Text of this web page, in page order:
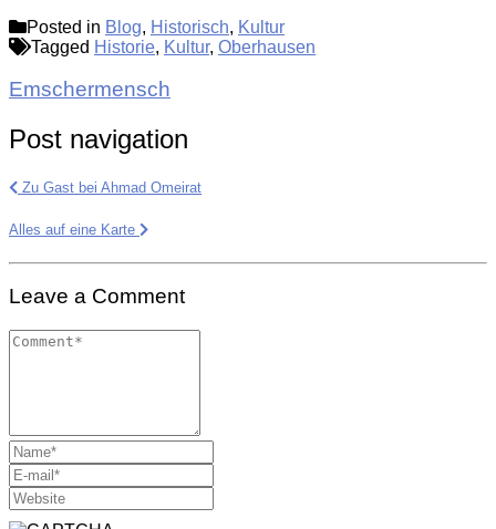
Posted in Blog, Historisch, Kultur
Tagged Historie, Kultur, Oberhausen
Emschermensch
Post navigation
Zu Gast bei Ahmad Omeirat
Alles auf eine Karte
Leave a Comment